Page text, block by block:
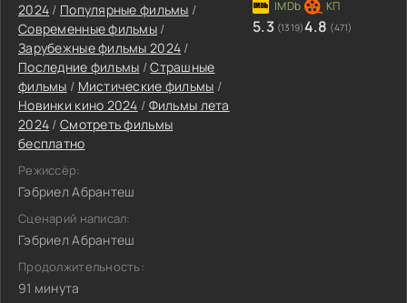
2024 / Популярные фильмы /
Современные фильмы /
Зарубежные фильмы 2024 /
Последние фильмы /Страшные
фильмы / Мистические фильмы /
Новинки кино 2024 / Фильмы лета
2024 / Смотреть фильмы
бесплатно
Режиссёр:
Гэбриел Абрантеш
Сценарий написал:
Гэбриел Абрантеш
Продолжительность:
91 минута
5.3 (1319)4.8 (471)